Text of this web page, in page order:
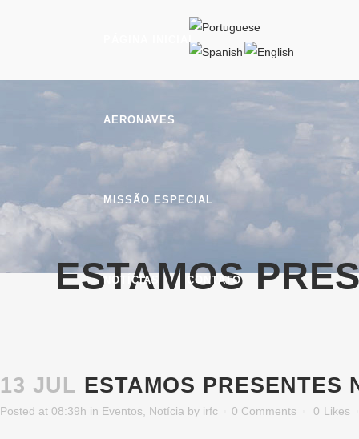
PÁGINA INICIAL
AERONAVES
MISSÃO ESPECIAL
NOTÍCIAS CONTATO
ESTAMOS
13 JUL ESTAMOS PRESENTES
Posted at 08:39h in Eventos Notícia by irfc 0 Comments 0 Likes